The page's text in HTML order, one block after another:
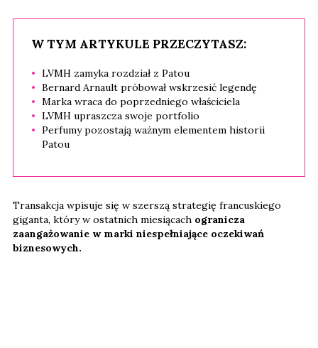
W TYM ARTYKULE PRZECZYTASZ:
LVMH zamyka rozdział z Patou
Bernard Arnault próbował wskrzesić legendę
Marka wraca do poprzedniego właściciela
LVMH upraszcza swoje portfolio
Perfumy pozostają ważnym elementem historii
Patou
Transakcja wpisuje się w szerszą strategię francuskiego
giganta, który w ostatnich miesiącach ogranicza
zaangażowanie w marki niespełniające oczekiwań
biznesowych.